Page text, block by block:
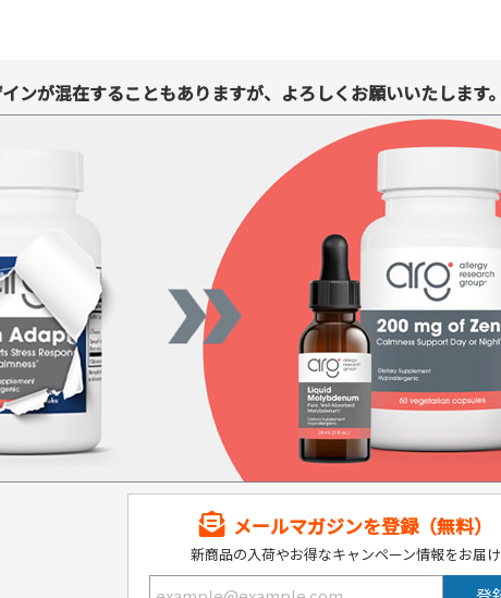
が混在することもありますが、よろしくお願いいたします。
メールマガジンを登録（無料）
新商品の入荷やお得なキャンペーン情報をお届け